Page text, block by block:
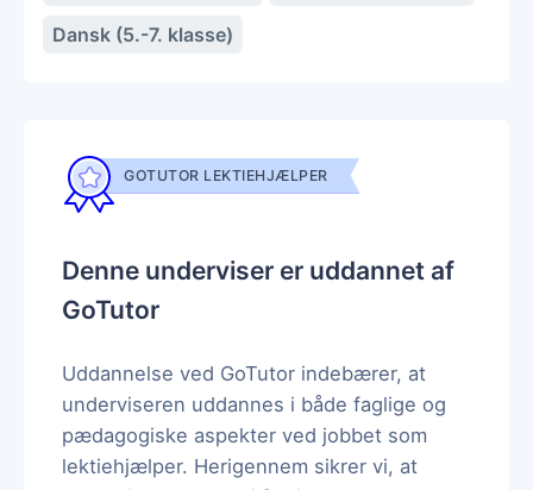
Dansk (5.-7. klasse)
GOTUTOR LEKTIEHJÆLPER
Denne underviser er uddannet af
GoTutor
Uddannelse ved GoTutor indebærer, at
underviseren uddannes i både faglige og
pædagogiske aspekter ved jobbet som
lektiehjælper. Herigennem sikrer vi, at